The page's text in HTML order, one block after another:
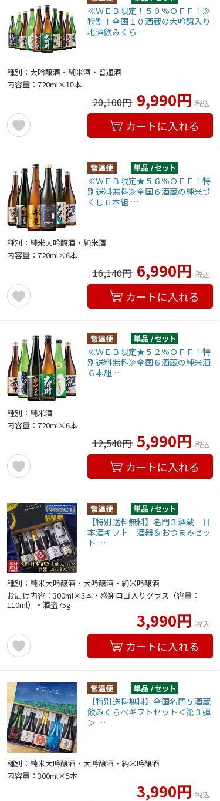
≪ＷＥＢ限定！５０％ＯＦＦ！≫
特割！全国１０酒蔵の大吟醸入り
地酒飲みくら…
種別：大吟醸酒・純米酒・普通酒
内容量：720ml×10本
20,100円 9,990円 税込
カートに入れる
≪ＷＥＢ限定★５６％ＯＦＦ！特
別送料無料≫全国６酒蔵の純米づ
くし６本組 …
種別：純米大吟醸酒・純米酒
内容量：720ml×6本
16,140円 6,990円 税込
カートに入れる
≪ＷＥＢ限定★５２％ＯＦＦ！特
別送料無料≫全国６酒蔵の純米酒
６本組 …
種別：純米酒
内容量：720ml×6本
12,540円 5,990円 税込
カートに入れる
【特別送料無料】名門３酒蔵 日
本酒ギフト 酒器＆おつまみセッ
ト …
種別：純米大吟醸酒・大吟醸酒・純米吟醸酒
お届け内容：300ml×3本・感謝ロゴ入りグラス（容量：
110ml）・酒盗75g
3,990円 税込
カートに入れる
【特別送料無料】全国名門５酒蔵
飲みくらべギフトセット＜第３弾
＞ …
種別：純米大吟醸酒・大吟醸酒・純米吟醸酒
内容量：300ml×5本
3,990円 税込